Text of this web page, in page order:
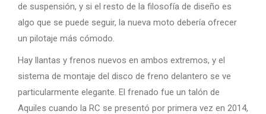
de suspensión, y si el resto de la filosofía de diseño es
algo que se puede seguir, la nueva moto debería ofrecer
un pilotaje más cómodo.
Hay llantas y frenos nuevos en ambos extremos, y el
sistema de montaje del disco de freno delantero se ve
particularmente elegante. El frenado fue un talón de
Aquiles cuando la RC se presentó por primera vez en 2014,